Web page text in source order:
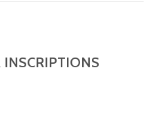
INSCRIPTIONS